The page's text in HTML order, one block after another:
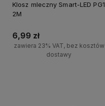
Klosz mleczny Smart-LED PG1
2M
6,99 zł
zawiera 23% VAT, bez kosztów
dostawy